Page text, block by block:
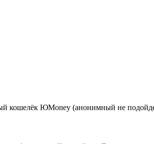
кошелёк ЮMoney (анонимный не